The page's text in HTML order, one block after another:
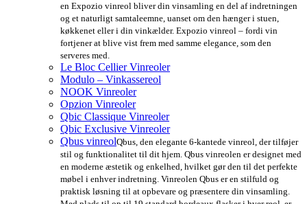
en Expozio vinreol bliver din vinsamling en del af indretningen
og et naturligt samtaleemne, uanset om den hænger i stuen,
køkkenet eller i din vinkælder. Expozio vinreol – fordi vin
fortjener at blive vist frem med samme elegance, som den
serveres med.
Le Bloc Cellier Vinreoler
Modulo – Vinkassereol
NOOK Vinreoler
Opzion Vinreoler
Qbic Classique Vinreoler
Qbic Exclusive Vinreoler
Qbus vinreolQbus, den elegante 6-kantede vinreol, der tilføjer
stil og funktionalitet til dit hjem. Qbus vinreolen er designet med
en moderne æstetik og enkelhed, hvilket gør den til det perfekte
møbel i enhver indretning. Vinreolen Qbus er en stilfuld og
praktisk løsning til at opbevare og præsentere din vinsamling.